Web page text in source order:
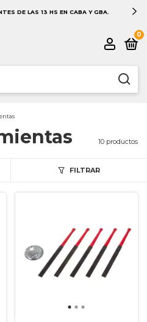
DE LAS 13 HS EN CABA Y GBA.
0
10 productos
FILTRAR